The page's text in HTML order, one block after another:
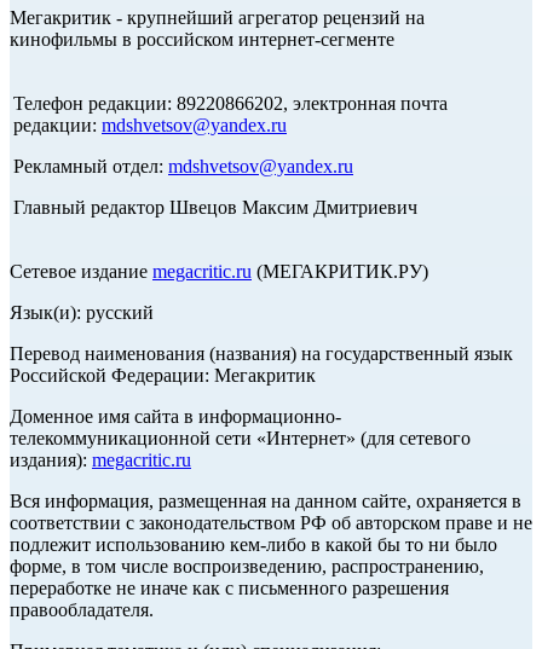
Мегакритик - крупнейший агрегатор рецензий на
кинофильмы в российском интернет-сегменте
Телефон редакции: 89220866202, электронная почта
редакции: mdshvetsov@yandex.ru
Рекламный отдел: mdshvetsov@yandex.ru
Главный редактор Швецов Максим Дмитриевич
Сетевое издание megacritic.ru (МЕГАКРИТИК.РУ)
Язык(и): русский
Перевод наименования (названия) на государственный язык
Российской Федерации: Мегакритик
Доменное имя сайта в информационно-
телекоммуникационной сети «Интернет» (для сетевого
издания): megacritic.ru
Вся информация, размещенная на данном сайте, охраняется в
соответствии с законодательством РФ об авторском праве и не
подлежит использованию кем-либо в какой бы то ни было
форме, в том числе воспроизведению, распространению,
переработке не иначе как с письменного разрешения
правообладателя.